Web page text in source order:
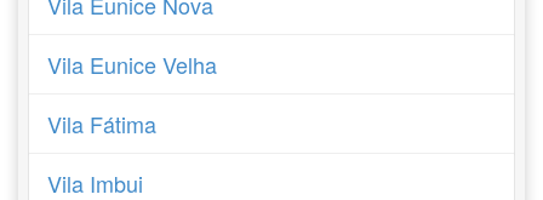
Vila Eunice Velha
Vila Fátima
Vila Imbui